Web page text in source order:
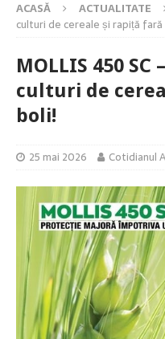
ACASĂ ACTUALITATE
culturi de cereale și rapiță fară
MOLLIS 450
culturi de
boli!
25 mai 2026 Cotidianul